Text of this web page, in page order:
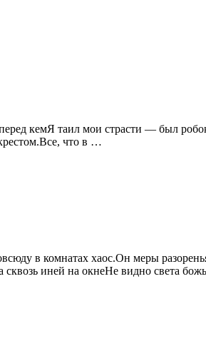
кемЯ таил мои страсти — был
что в …
в комнатах хаос.Он меры
иней на окнеНе видно света